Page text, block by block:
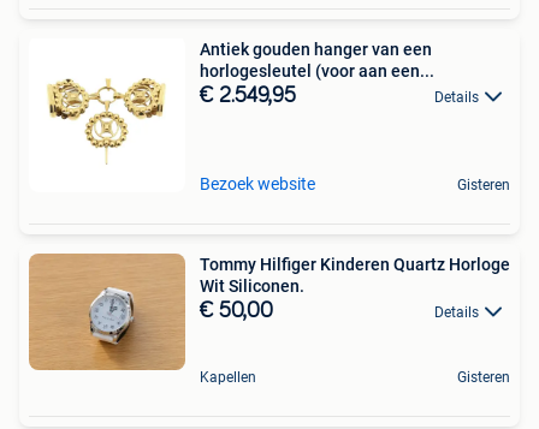
Antiek gouden hanger van een
horlogesleutel (voor aan een...
€ 2.549,95 Details
Bezoek website Gisteren
Tommy Hilfiger Kinderen Quartz Horloge
Wit Siliconen.
€ 50,00 Details
Kapellen Gisteren